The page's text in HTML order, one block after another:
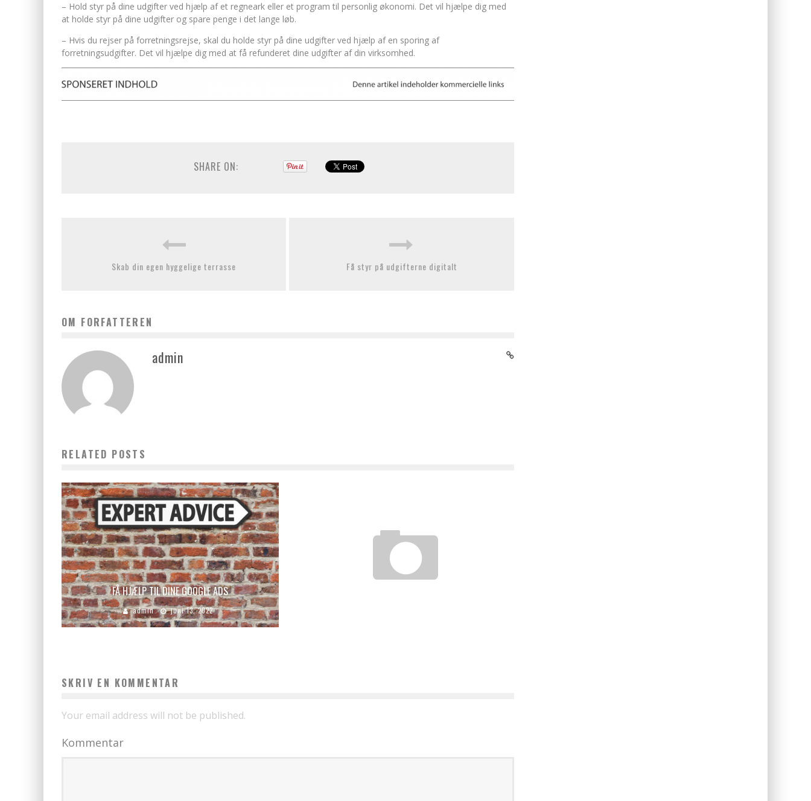
– Hold styr på dine udgifter ved hjælp af et regneark eller et program til personlig økonomi. Det vil hjælpe dig med
at holde styr på dine udgifter og spare penge i det lange løb.
– Hvis du rejser på forretningsrejse, skal du holde styr på dine udgifter ved hjælp af en sporing af
forretningsudgifter. Det vil hjælpe dig med at få refunderet dine udgifter af din virksomhed.
SHARE ON:
Skab din egen hyggelige terrasse Få styr på udgifterne digitalt
OM FORFATTEREN
admin
RELATED POSTS
FÅ HJÆLP TIL DINE GOOGLE ADS
admin juni 13, 2022
SKRIV EN KOMMENTAR
Your email address will not be published.
Kommentar